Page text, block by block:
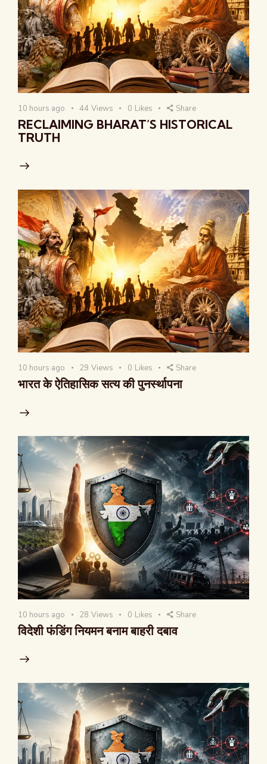
10 hours ago 44 Views 0 Likes Share
RECLAIMING BHARAT’S HISTORICAL
TRUTH
10 hours ago 29 Views 0 Likes Share
भारत के ऐतिहासिक सत्य की पुनर्स्थापना
10 hours ago 28 Views 0 Likes Share
विदेशी फंडिंग नियमन बनाम बाहरी दबाव